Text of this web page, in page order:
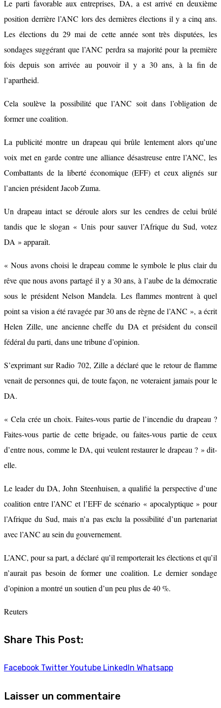
Le parti favorable aux entreprises, DA, a est arrivé en deuxième
position derrière l’ANC lors des dernières élections il y a cinq ans.
Les élections du 29 mai de cette année sont très disputées, les
sondages suggérant que l’ANC perdra sa majorité pour la première
fois depuis son arrivée au pouvoir il y a 30 ans, à la fin de
l’apartheid.
Cela soulève la possibilité que l’ANC soit dans l’obligation de
former une coalition.
La publicité montre un drapeau qui brûle lentement alors qu’une
voix met en garde contre une alliance désastreuse entre l’ANC, les
Combattants de la liberté économique (EFF) et ceux alignés sur
l’ancien président Jacob Zuma.
Un drapeau intact se déroule alors sur les cendres de celui brûlé
tandis que le slogan « Unis pour sauver l’Afrique du Sud, votez
DA » apparaît.
« Nous avons choisi le drapeau comme le symbole le plus clair du
rêve que nous avons partagé il y a 30 ans, à l’aube de la démocratie
sous le président Nelson Mandela. Les flammes montrent à quel
point sa vision a été ravagée par 30 ans de règne de l’ANC », a écrit
Helen Zille, une ancienne cheffe du DA et président du conseil
fédéral du parti, dans une tribune d’opinion.
S’exprimant sur Radio 702, Zille a déclaré que le retour de flamme
venait de personnes qui, de toute façon, ne voteraient jamais pour le
DA.
« Cela crée un choix. Faites-vous partie de l’incendie du drapeau ?
Faites-vous partie de cette brigade, ou faites-vous partie de ceux
d’entre nous, comme le DA, qui veulent restaurer le drapeau ? » dit-
elle.
Le leader du DA, John Steenhuisen, a qualifié la perspective d’une
coalition entre l’ANC et l’EFF de scénario « apocalyptique » pour
l’Afrique du Sud, mais n’a pas exclu la possibilité d’un partenariat
avec l’ANC au sein du gouvernement.
L’ANC, pour sa part, a déclaré qu’il remporterait les élections et qu’il
n’aurait pas besoin de former une coalition. Le dernier sondage
d’opinion a montré un soutien d’un peu plus de 40 %.
Reuters
Share This Post:
Facebook Twitter Youtube LinkedIn Whatsapp
Laisser un commentaire